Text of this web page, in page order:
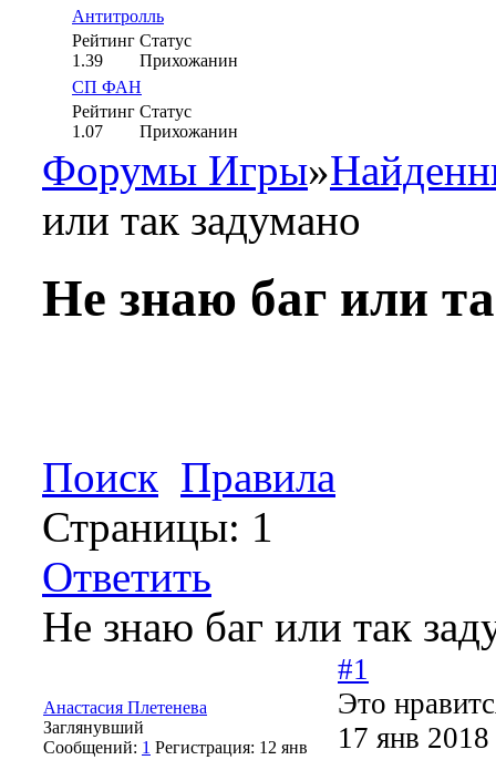
Антитролль
Рейтинг
1.39
Статус
Прихожанин
СП ФАН
Рейтинг
1.07
Статус
Прихожанин
Форумы Игры»
или так задумано
Не знаю баг или
Поиск Правила
Страницы: 1
Ответить
Не знаю баг или так
Анастасия Плетенева
Заглянувший
Сообщений: 1 Регистрация: 12 янв
#1
Это
17 янв